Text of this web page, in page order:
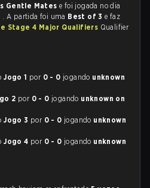
Gentle Matese foi jogada no dia
. A partida foi uma Best of 3e faz
Stage 4 Major Qualifiers Qualifier
Jogo 1 por 0 - 0 jogando unknown
2 por 0 - 0 jogando unknown on
Jogo 3 por 0 - 0 jogando unknown
Jogo 4 por 0 - 0 jogando unknown